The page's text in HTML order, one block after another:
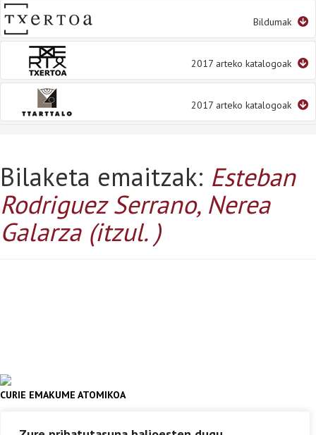
Bildumak
2017 arteko katalogoak
2017 arteko katalogoak
Bilaketa emaitzak: Esteban
Rodriguez Serrano, Nerea
Galarza (itzul. )
CURIE EMAKUME ATOMIKOA